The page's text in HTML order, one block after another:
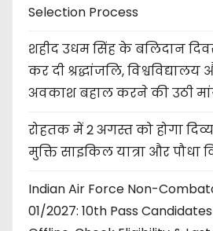
Selection Process
शहीद उधम सिंह के बलिदान
कर दी श्रद्धांजलि, विश्वविद्यालय
अवकाश बहाल करने की उठी
रोहतक में 2 अगस्त को होगा
मुक्ति साइकिल यात्रा और पौधा
Indian Air Force Non-
01/2027: 10th Pass